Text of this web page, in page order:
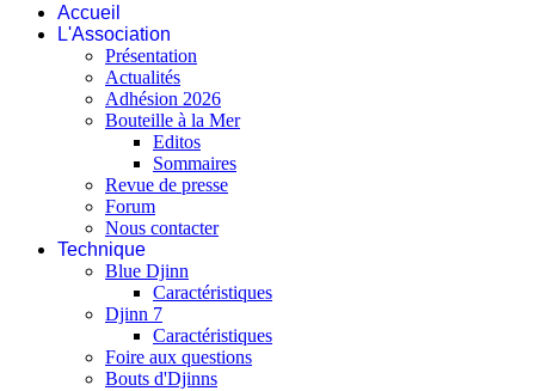
Accueil
L'Association
Présentation
Actualités
Adhésion 2026
Bouteille à la Mer
Editos
Sommaires
Revue de presse
Forum
Nous contacter
Technique
Blue Djinn
Caractéristiques
Djinn 7
Caractéristiques
Foire aux questions
Bouts d'Djinns